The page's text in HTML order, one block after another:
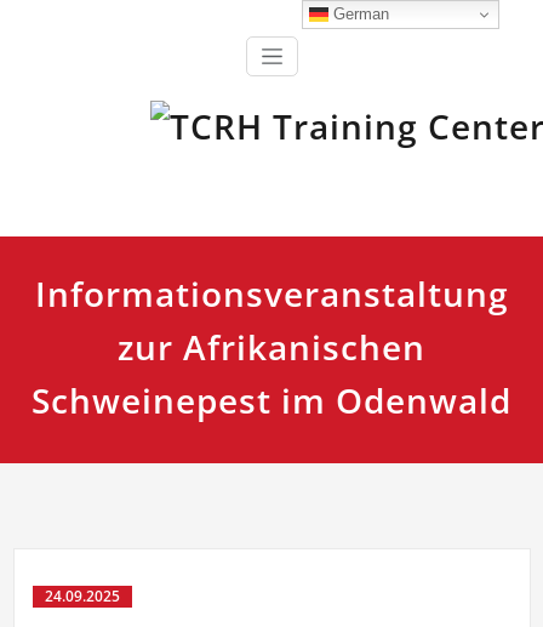
TCRH Training Center Retten
und Helfen
Informationsveranstaltung
zur Afrikanischen
Schweinepest im Odenwald
24.09.2025
German